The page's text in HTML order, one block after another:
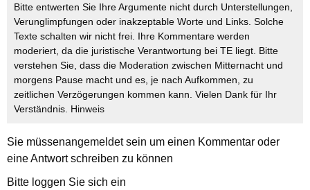
Bitte entwerten Sie Ihre Argumente nicht durch Unterstellungen,
Verunglimpfungen oder inakzeptable Worte und Links. Solche
Texte schalten wir nicht frei. Ihre Kommentare werden
moderiert, da die juristische Verantwortung bei TE liegt. Bitte
verstehen Sie, dass die Moderation zwischen Mitternacht und
morgens Pause macht und es, je nach Aufkommen, zu
zeitlichen Verzögerungen kommen kann. Vielen Dank für Ihr
Verständnis. Hinweis
Sie müssenangemeldetsein um einen Kommentar oder
eine Antwort schreiben zu können
Bitte loggen Sie sich ein